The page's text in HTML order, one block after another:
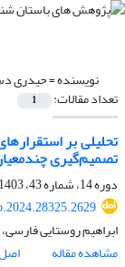
نویسنده =حیدری
تعداد مقالات: 1
تحلیلی بر
تصمیم‌گیری
دوره 14، شماره 43، 1403، صفحه
ابراهیم روستایی
مشاهده مقاله